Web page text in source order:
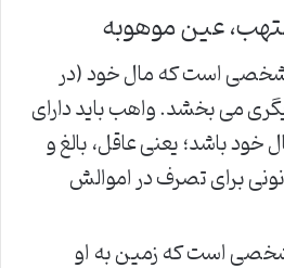
عین موهوبه
است که مال خود (در
می بخشد. واهب باید دارای
باشد؛ یعنی عاقل، بالغ و
برای تصرف در اموالش
است که زمین به او